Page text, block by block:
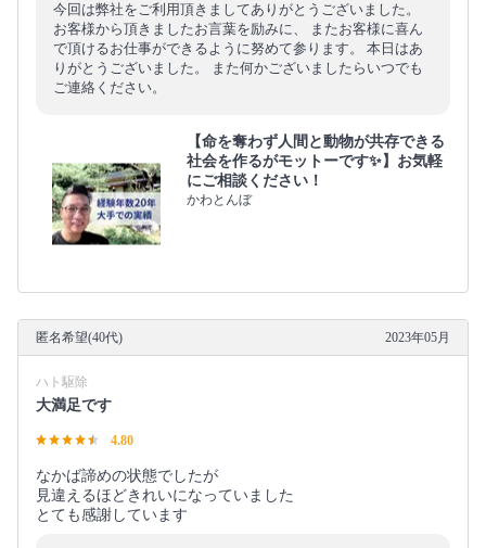
今回は弊社をご利用頂きましてありがとうございました。
お客様から頂きましたお言葉を励みに、 またお客様に喜ん
で頂けるお仕事ができるように努めて参ります。 本日はあ
りがとうございました。 また何かございましたらいつでも
ご連絡ください。
【命を奪わず人間と動物が共存できる
社会を作るがモットーです✨】お気軽
にご相談ください！
かわとんぼ
匿名希望(40代) 2023年05月
ハト駆除
大満足です
4.80
なかば諦めの状態でしたが
見違えるほどきれいになっていました
とても感謝しています